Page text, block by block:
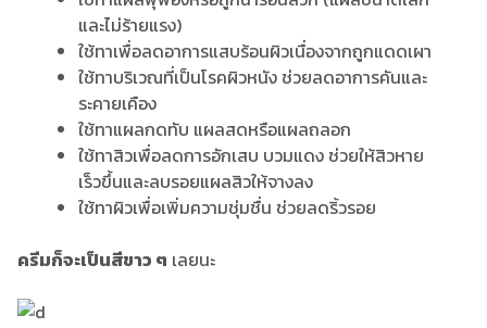
และไม่ร้ายแรง)
ใช้ทาเพื่อลดอาการแสบร้อนผิวเนื่องจากถูกแดดเผา
ใช้ทาบริเวณที่เป็นโรคผิวหนัง ช่วยลดอาการคันและ
ระคายเคือง
ใช้ทาแผลกดทับ แผลสดหรือแผลถลอก
ใช้ทาสิวเพื่อลดการอักเสบ บวมแดง ช่วยให้สิวหาย
เร็วขึ้นและลบรอยแผลสิวให้จางลง
ใช้ทาผิวเพื่อเพิ่มความชุ่มชื่น ช่วยลดริ้วรอย
ครีมก็จะเป็นสีขาว ๆ เลยนะ